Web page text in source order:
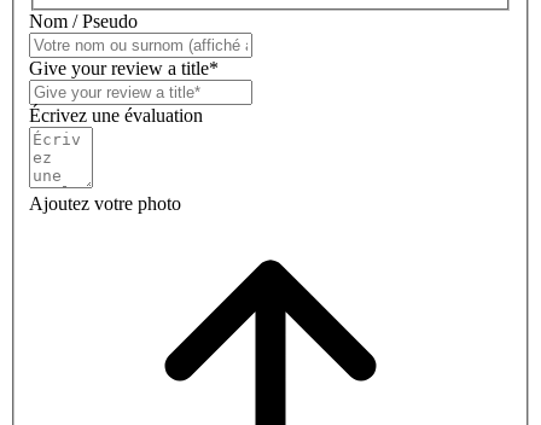
Nom / Pseudo
Give your review a title*
Écrivez une évaluation
Ajoutez votre photo